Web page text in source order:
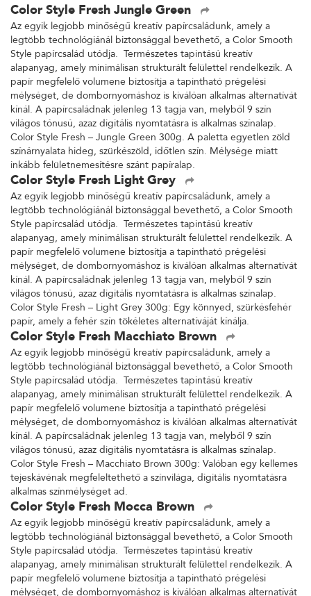
Color Style Fresh Jungle Green
Az egyik legjobb minőségű kreatív papírcsaládunk, amely a
legtöbb technológiánál biztonsággal bevethető, a Color Smooth
Style papírcsalád utódja. Természetes tapintású kreatív
alapanyag, amely minimálisan strukturált felülettel rendelkezik. A
papír megfelelő volumene biztosítja a tapintható prégelési
mélységet, de dombornyomáshoz is kiválóan alkalmas alternatívát
kínál. A papírcsaládnak jelenleg 13 tagja van, melyből 9 szín
világos tónusú, azaz digitális nyomtatásra is alkalmas színalap.
Color Style Fresh – Jungle Green 300g. A paletta egyetlen zöld
színárnyalata hideg, szürkészöld, időtlen szín. Mélysége miatt
inkább felületnemesítésre szánt papíralap.
Color Style Fresh Light Grey
Az egyik legjobb minőségű kreatív papírcsaládunk, amely a
legtöbb technológiánál biztonsággal bevethető, a Color Smooth
Style papírcsalád utódja. Természetes tapintású kreatív
alapanyag, amely minimálisan strukturált felülettel rendelkezik. A
papír megfelelő volumene biztosítja a tapintható prégelési
mélységet, de dombornyomáshoz is kiválóan alkalmas alternatívát
kínál. A papírcsaládnak jelenleg 13 tagja van, melyből 9 szín
világos tónusú, azaz digitális nyomtatásra is alkalmas színalap.
Color Style Fresh – Light Grey 300g: Egy könnyed, szürkésfehér
papír, amely a fehér szín tökéletes alternatíváját kínálja.
Color Style Fresh Macchiato Brown
Az egyik legjobb minőségű kreatív papírcsaládunk, amely a
legtöbb technológiánál biztonsággal bevethető, a Color Smooth
Style papírcsalád utódja. Természetes tapintású kreatív
alapanyag, amely minimálisan strukturált felülettel rendelkezik. A
papír megfelelő volumene biztosítja a tapintható prégelési
mélységet, de dombornyomáshoz is kiválóan alkalmas alternatívát
kínál. A papírcsaládnak jelenleg 13 tagja van, melyből 9 szín
világos tónusú, azaz digitális nyomtatásra is alkalmas színalap.
Color Style Fresh – Macchiato Brown 300g: Valóban egy kellemes
tejeskávénak megfeleltethető a színvilága, digitális nyomtatásra
alkalmas színmélységet ad.
Color Style Fresh Mocca Brown
Az egyik legjobb minőségű kreatív papírcsaládunk, amely a
legtöbb technológiánál biztonsággal bevethető, a Color Smooth
Style papírcsalád utódja. Természetes tapintású kreatív
alapanyag, amely minimálisan strukturált felülettel rendelkezik. A
papír megfelelő volumene biztosítja a tapintható prégelési
mélységet, de dombornyomáshoz is kiválóan alkalmas alternatívát